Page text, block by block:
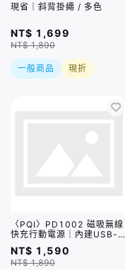
現省｜斜背掛繩 / 多色
NT$ 1,699
NT$ 1,890
一般商品 現折
〈PQI〉PD1002 磁吸無線
快充行動電源｜內建USB-C
充電線
NT$ 1,590
NT$ 1,890